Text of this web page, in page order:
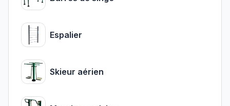
Espalier
Skieur aérien